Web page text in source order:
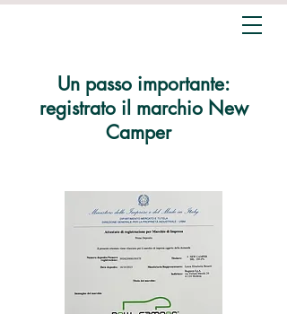
Un passo importante:
registrato il marchio New
Camper